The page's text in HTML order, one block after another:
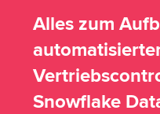
Alles zum
Snowflake